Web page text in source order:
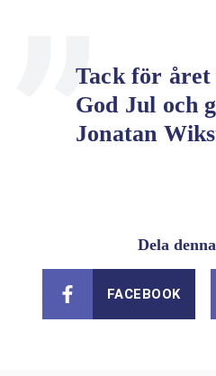
Tack för året
God Jul och
Jonatan
Dela
FACEBOOK